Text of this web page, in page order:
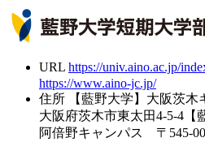
URL https://univ.aino.ac.jp/
https://www.aino-jc.jp/
住所
【藍野大学】大阪茨
大阪府茨木市東太田4-5-4【
阿倍野キャンパス 〒545-